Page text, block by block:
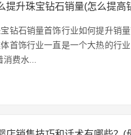
提升珠宝钻石销量(怎么提高
钻石销量首饰行业如何提升销
首饰行业一直是一个大热的行
费水...